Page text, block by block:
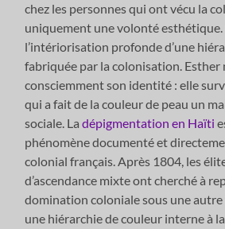
chez les personnes qui ont vécu la
uniquement une volonté esthétique.
l’intériorisation profonde d’une
fabriquée par la colonisation. Esther
consciemment son identité : elle
qui a fait de la couleur de peau un
sociale. Ladépigmentation en Haïti
phénomène documenté et
colonial français. Après 1804, les
d’ascendance mixte ont cherché à
domination coloniale sous une
une hiérarchie de couleur interne à